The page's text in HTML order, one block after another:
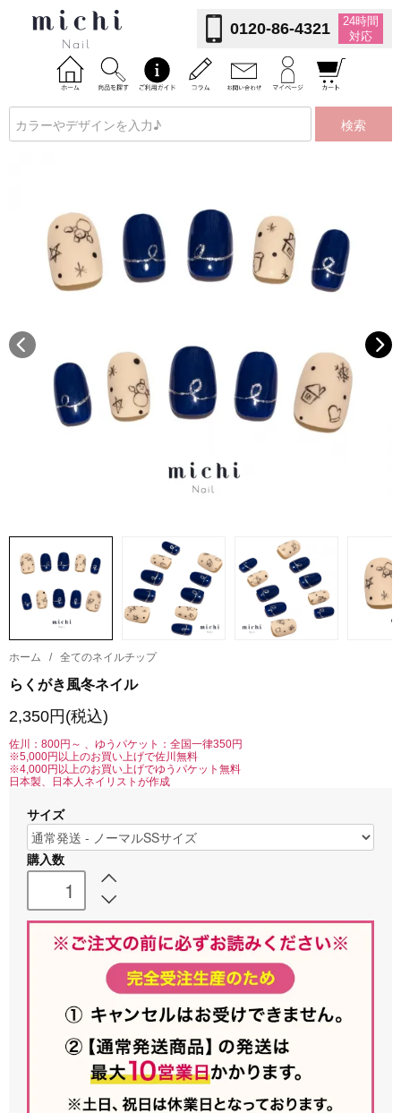
0120-86-4321
24時間
対応
検索
ホーム / 全てのネイルチップ
らくがき風冬ネイル
2,350円(税込)
佐川：800円～ 、ゆうパケット：全国一律350円
※5,000円以上のお買い上げで佐川無料
※4,000円以上のお買い上げでゆうパケット無料
日本製、日本人ネイリストが作成
サイズ
購入数